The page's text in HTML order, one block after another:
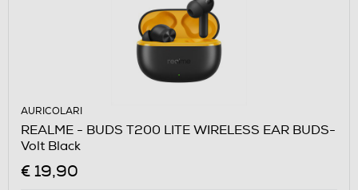
AURICOLARI
REALME - BUDS T200 LITE WIRELESS EAR BUDS-
Volt Black
€ 19,90